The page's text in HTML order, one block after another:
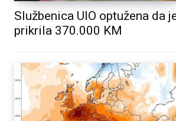
Službenica UIO optužena da
prikrila 370.000 KM